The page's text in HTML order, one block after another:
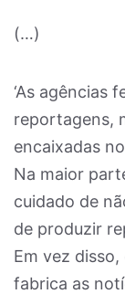
(…)
‘As agências
reportagens,
encaixadas
Na maior
cuidado de
de produzir
Em vez
fabrica as